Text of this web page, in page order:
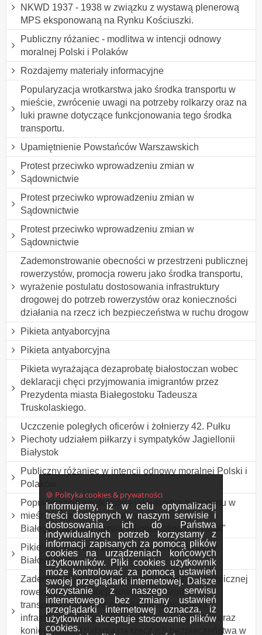
🍪 Polityka cookies & prywatności
Informujemy, iż w celu optymalizacji
treści dostępnych w naszym serwisie i
dostosowania ich do Państwa
indywidualnych potrzeb korzystamy z
informacji zapisanych za pomocą plików
cookies na urządzeniach końcowych
użytkowników. Pliki cookies użytkownik
może kontrolować za pomocą ustawień
swojej przeglądarki internetowej. Dalsze
korzystanie z naszego serwisu
internetowego bez zmiany ustawień
przeglądarki internetowej oznacza, iż
użytkownik akceptuje stosowanie plików
cookies.
NKWD 1937 - 1938 w związku z wystawą plenerową
MPS eksponowaną na Rynku Kościuszki.
Publiczny różaniec - modlitwa w intencji odnowy
moralnej Polski i Polaków
Rozdajemy materiały informacyjne
Popularyzacja wrotkarstwa jako środka transportu w
mieście, zwrócenie uwagi na potrzeby rolkarzy oraz na
luki prawne dotyczące funkcjonowania tego środka
transportu.
Upamiętnienie Powstańców Warszawskich
Protest przeciwko wprowadzeniu zmian w
Sądownictwie
Protest przeciwko wprowadzeniu zmian w
Sądownictwie
Protest przeciwko wprowadzeniu zmian w
Sądownictwie
Zademonstrowanie obecności w przestrzeni publicznej
rowerzystów, promocja roweru jako środka transportu,
wyrażenie postulatu dostosowania infrastruktury
drogowej do potrzeb rowerzystów oraz konieczności
działania na rzecz ich bezpieczeństwa w ruchu drogow
Pikieta antyaborcyjna
Pikieta antyaborcyjna
Pikieta wyrażająca dezaprobatę białostoczan wobec
deklaracji chęci przyjmowania imigrantów przez
Prezydenta miasta Białegostoku Tadeusza
Truskolaskiego.
Uczczenie poległych oficerów i żołnierzy 42. Pułku
Piechoty udziałem piłkarzy i sympatyków Jagiellonii
Białystok
Publiczny różaniec w intencji odnowy moralnej Polski i
Polaków
Popularyzacja wrotkarstwa jako środka transportu w
mieście - przemarsz rolkarzy ulicami miasta
Białegostoku pod nazwą ,,Nightskating Białystok"
Pikieta w proteście przeciwko wycince Puszczy
Białowieskiej.
Zademonstrowanie obecności w przestrzeni publicznej
rowerzystów,promocja roweru jako środka
transportu,wyrażenie postulatu dostosowania
infrastruktury drogowej do potrzeb rowerzystów oraz
konieczności działania na rzecz ich bezpieczeństwa w